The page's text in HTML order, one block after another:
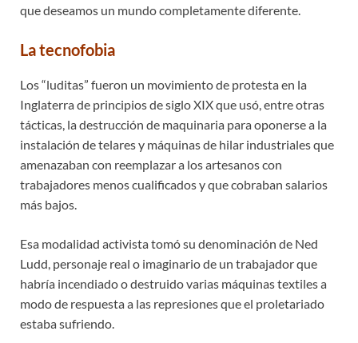
que deseamos un mundo completamente diferente.
La tecnofobia
Los “luditas” fueron un movimiento de protesta en la
Inglaterra de principios de siglo XIX que usó, entre otras
tácticas, la destrucción de maquinaria para oponerse a la
instalación de telares y máquinas de hilar industriales que
amenazaban con reemplazar a los artesanos con
trabajadores menos cualificados y que cobraban salarios
más bajos.
Esa modalidad activista tomó su denominación de Ned
Ludd, personaje real o imaginario de un trabajador que
habría incendiado o destruido varias máquinas textiles a
modo de respuesta a las represiones que el proletariado
estaba sufriendo.